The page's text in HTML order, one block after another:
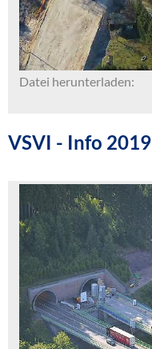
Datei herunterladen:
VSVI - Info 2019